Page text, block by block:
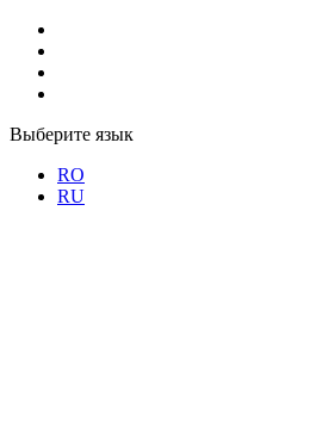
Выберите язык
RO
RU